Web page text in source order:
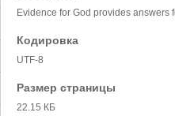
Evidence for God provides
Кодировка
UTF-8
Размер страницы
22.15 КБ